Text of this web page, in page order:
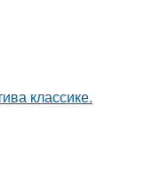
классике.